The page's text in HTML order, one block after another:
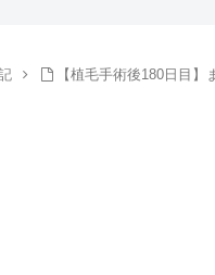
【植毛手術後180日目